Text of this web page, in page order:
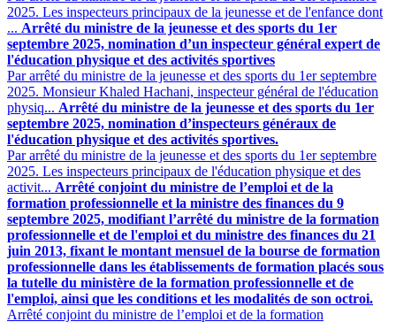
2025. Les inspecteurs principaux de la jeunesse et de l'enfance dont
... Arrêté du ministre de la jeunesse et des sports du 1er
septembre 2025, nomination d’un inspecteur général expert de
l'éducation physique et des activités sportives
Par arrêté du ministre de la jeunesse et des sports du 1er septembre
2025. Monsieur Khaled Hachani, inspecteur général de l'éducation
physiq... Arrêté du ministre de la jeunesse et des sports du 1er
septembre 2025, nomination d’inspecteurs généraux de
l'éducation physique et des activités sportives.
Par arrêté du ministre de la jeunesse et des sports du 1er septembre
2025. Les inspecteurs principaux de l'éducation physique et des
activit... Arrêté conjoint du ministre de l’emploi et de la
formation professionnelle et la ministre des finances du 9
septembre 2025, modifiant l’arrêté du ministre de la formation
professionnelle et de l'emploi et du ministre des finances du 21
juin 2013, fixant le montant mensuel de la bourse de formation
professionnelle dans les établissements de formation placés sous
la tutelle du ministère de la formation professionnelle et de
l'emploi, ainsi que les conditions et les modalités de son octroi.
Arrêté conjoint du ministre de l’emploi et de la formation